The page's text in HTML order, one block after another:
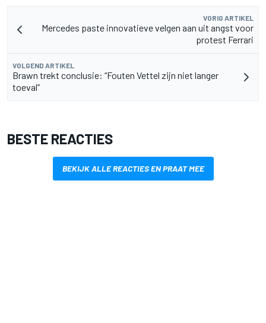
VORIG ARTIKEL
Mercedes paste innovatieve velgen aan uit angst voor
protest Ferrari
VOLGEND ARTIKEL
Brawn trekt conclusie: “Fouten Vettel zijn niet langer
toeval”
BESTE REACTIES
BEKIJK ALLE REACTIES EN PRAAT MEE